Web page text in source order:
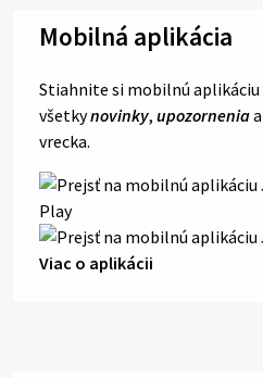
Mobilná aplikácia
Stiahnite si mobilnú
všetkynovinky, upozornenia
vrecka.
Viac o aplikácii